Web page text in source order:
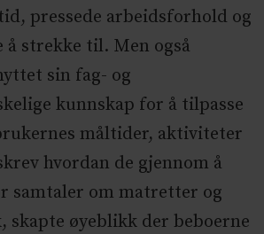
pressede arbeidsforhold og
å strekke til. Men også
sin fag- og
kunnskap for å tilpasse
måltider, aktiviteter
hvordan de gjennom å
samtaler om matretter og
øyeblikk der beboerne